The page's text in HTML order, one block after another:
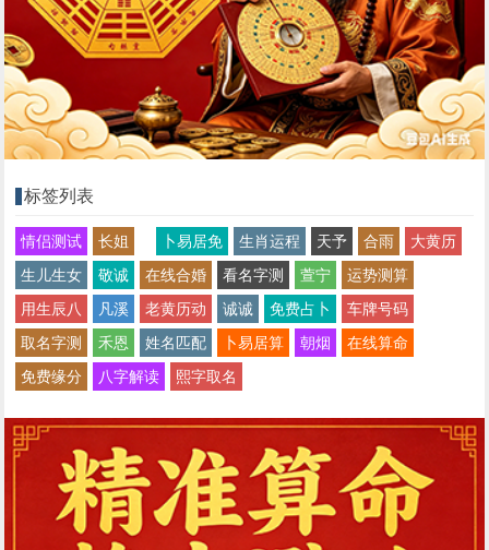
标签列表
情侣测试 长姐 卜易居免 生肖运程 天予 合雨
大黄历
生儿生女
敬诚 在线合婚 看名字测 萱宁
运势测算
用生辰八
凡溪 老黄历动 诚诚 免费占卜
车牌号码
取名字测
禾恩 姓名匹配 卜易居算 朝烟
在线算命
免费缘分
八字解读 熙字取名